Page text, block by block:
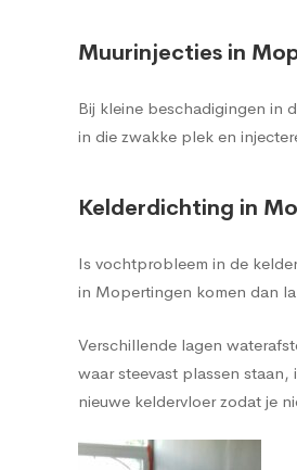
Muurinjecties in
Bij kleine beschadigingen in
in die zwakke plek en
Kelderdichting in
Is vochtprobleem in de
in Mopertingen komen dan
Verschillende lagen
waar steevast plassen
nieuwe keldervloer zodat je